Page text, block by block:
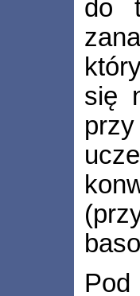
do
się
Pod